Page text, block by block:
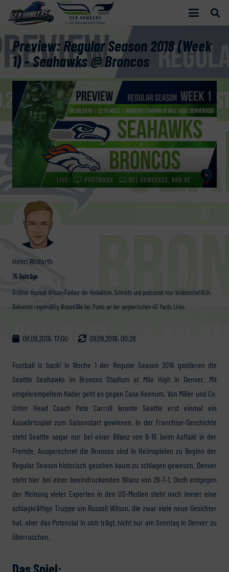
Henri Wolfarth
75 Beiträge
Größter Russell-Wilson-Fanboy der Redaktion. Schreibt und podcastet hier leidenschaftlich.
Bekommt regelmäßig Wutanfälle bei Punts an der gegnerischen 40 Yards Linie.
Preview: Regular Season 2018 (Week
1) – Seahawks @ Broncos
08.09.2018, 17:00 09.09.2018, 00:28
Football is back! In Woche 1 der Regular Season 2018 gastieren die
Seattle Seahawks im Broncos Stadium at Mile High in Denver. Mit
umgekrempeltem Kader geht es gegen Case Keenum, Von Miller und Co.
Unter Head Coach Pete Carroll konnte Seattle erst einmal ein
Auswärtsspiel zum Saisonstart gewinnen. In der Franchise-Geschichte
steht Seattle sogar nur bei einer Bilanz von 8-16 beim Auftakt in der
Fremde. Ausgerechnet die Broncos sind in Heimspielen zu Beginn der
Regular Season historisch gesehen kaum zu schlagen gewesen. Denver
steht hier bei einer beeindruckenden Bilanz von 29-7-1. Doch entgegen
der Meinung vieler Experten in den US-Medien steht noch immer eine
schlagkräftige Truppe um Russell Wilson, die zwar viele neue Gesichter
hat, aber das Potenzial in sich trägt, nicht nur am Sonntag in Denver zu
überraschen.
Das Spiel: